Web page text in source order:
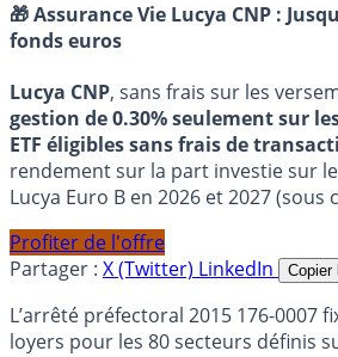
🎁 Assurance Vie Lucya CNP :
fonds euros
Lucya CNP, sans frais sur les
gestion de 0.30% seulement sur
ETF éligibles sans frais de
rendement sur la part investie sur
Lucya Euro B en 2026 et 2027 (sous
Profiter de l'offre
Partager : X (Twitter) LinkedIn Copier
L’arrêté préfectoral 2015 176-0007
loyers pour les 80 secteurs définis